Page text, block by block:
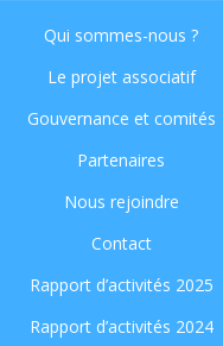
Qui sommes-nous ?
Le projet associatif
Gouvernance et comités
Partenaires
Nous rejoindre
Contact
Rapport d’activités 2025
Rapport d’activités 2024